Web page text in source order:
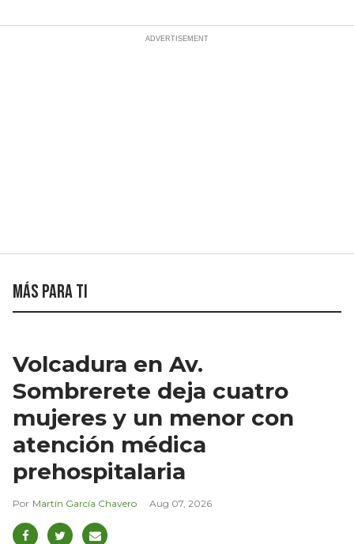
Más para ti
Volcadura en Av.
Sombrerete deja cuatro
mujeres y un menor con
atención médica
prehospitalaria
Martín García Chavero Aug 07, 2026